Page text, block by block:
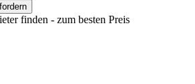
finden - zum besten Preis